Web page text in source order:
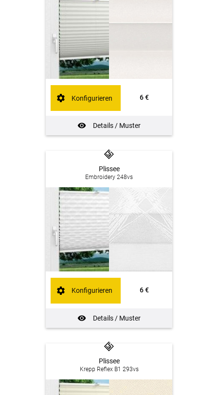
6 €
Details / Muster
Konfigurieren
Plissee
Embroidery 248vs
6 €
Details / Muster
Konfigurieren
Plissee
Krepp Reflex B1 293vs